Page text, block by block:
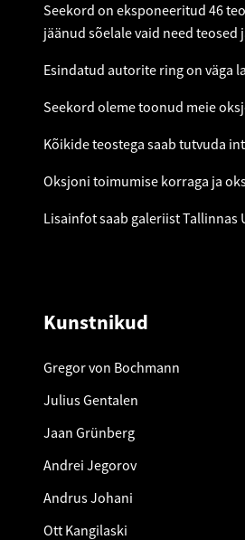
Seekord on eksponeeritud 46
jäänud sõelale vaid need
Esindatud autorite ring on väga
Seekord oleme toonud meie
Kõikide teostega saab tutvuda
Oksjoni toimumise korraga ja
Lisainfot saab galeriist Tallinnas
Kunstnikud
Gregor von Bochmann
Julius Gentalen
Jaan Grünberg
Andrei Jegorov
Andrus Johani
Ott Kangilaski